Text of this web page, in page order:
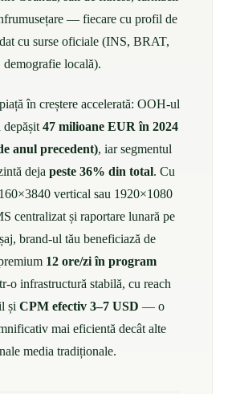
— fiecare cu profil de
cu surse oficiale (INS, BRAT,
demografie locală).
în creștere accelerată: OOH-ul
depășit47 milioane EUR în 2024
anul precedent), iar segmentul
deja peste 36% din total. Cu
vertical sau 1920×1080
centralizat și raportare lunară pe
brand-ul tău beneficiază de
12 ore/zi în program
o infrastructură stabilă, cu reach
și CPM efectiv 3–7 USD — o
mai eficientă decât alte
media tradiționale.